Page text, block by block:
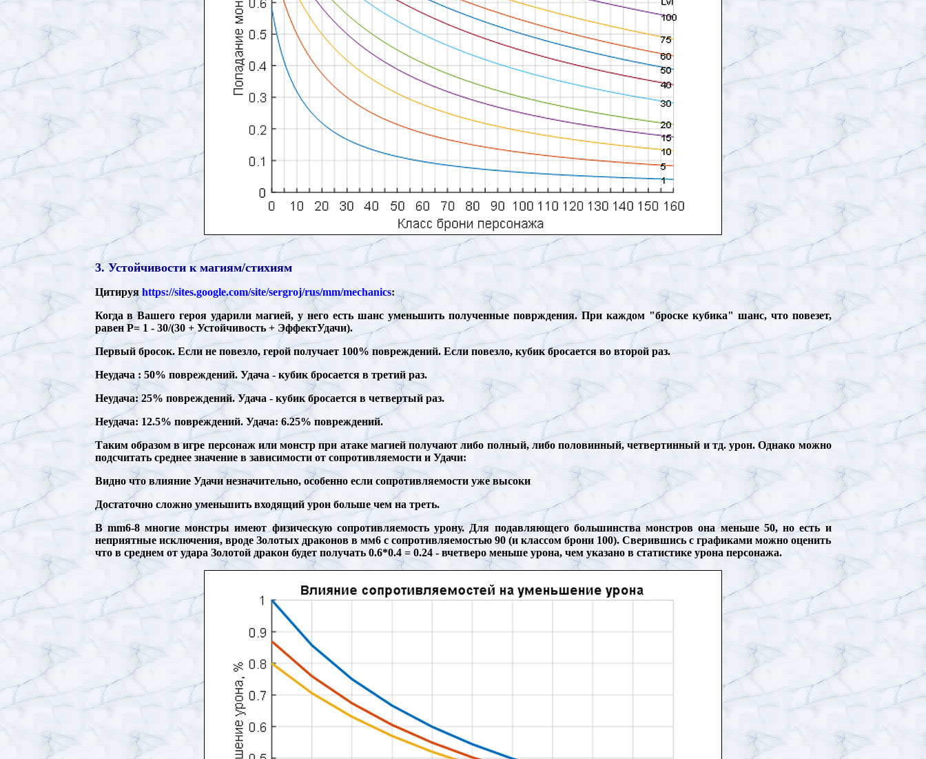
3. Устойчивости к магиям/стихиям
Цитируя https://sites.google.com/site/sergroj/rus/mm/mechanics:
Когда в Вашего героя ударили магией, у него есть шанс уменьшить полученные поврждения. При каждом "броске кубика" шанс, что повезет,
равен P= 1 - 30/(30 + Устойчивость + ЭффектУдачи).
Первый бросок. Если не повезло, герой получает 100% повреждений. Если повезло, кубик бросается во второй раз.
Неудача : 50% повреждений. Удача - кубик бросается в третий раз.
Неудача: 25% повреждений. Удача - кубик бросается в четвертый раз.
Неудача: 12.5% повреждений. Удача: 6.25% повреждений.
Таким образом в игре персонаж или монстр при атаке магией получают либо полный, либо половинный, четвертинный и тд. урон. Однако можно
подсчитать среднее значение в зависимости от сопротивляемости и Удачи:
Видно что влияние Удачи незначительно, особенно если сопротивляемости уже высоки
Достаточно сложно уменьшить входящий урон больше чем на треть.
В mm6-8 многие монстры имеют физическую сопротивляемость урону. Для подавляющего большинства монстров она меньше 50, но есть и
неприятные исключения, вроде Золотых драконов в мм6 с сопротивляемостью 90 (и классом брони 100). Сверившись с графиками можно оценить
что в среднем от удара Золотой дракон будет получать 0.6*0.4 = 0.24 - вчетверо меньше урона, чем указано в статистике урона персонажа.